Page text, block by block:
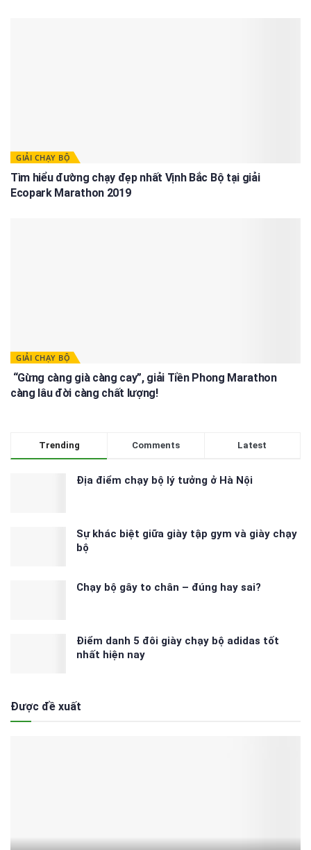
GIẢI CHẠY BỘ
Tìm hiểu đường chạy đẹp nhất Vịnh Bắc Bộ tại giải
Ecopark Marathon 2019
GIẢI CHẠY BỘ
“Gừng càng già càng cay”, giải Tiền Phong Marathon
càng lâu đời càng chất lượng!
Trending Comments Latest
Địa điểm chạy bộ lý tưởng ở Hà Nội
Sự khác biệt giữa giày tập gym và giày chạy
bộ
Chạy bộ gây to chân – đúng hay sai?
Điểm danh 5 đôi giày chạy bộ adidas tốt
nhất hiện nay
Được đề xuất